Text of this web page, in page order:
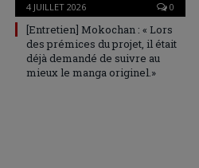
4 JUILLET 2026 0
[Entretien] Mokochan : « Lors
des prémices du projet, il était
déjà demandé de suivre au
mieux le manga originel.»